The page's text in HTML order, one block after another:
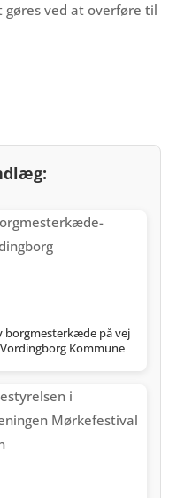
ved at overføre til
borgmesterkæde på vej
Kommune